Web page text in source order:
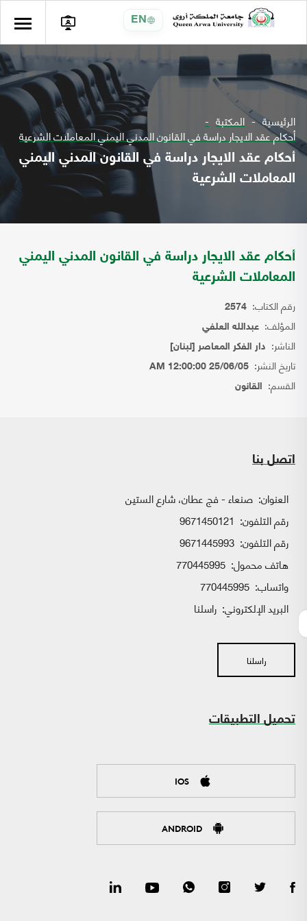
EN
الرئيسية المكتبة
أحكام عقد الايجار دراسة في القانون المدني اليمني المعاملات الشرعية
أحكام عقد الايجار دراسة في القانون المدني اليمني
المعاملات الشرعية
أحكام عقد الايجار دراسة في القانون المدني اليمني
المعاملات الشرعية
رقم الكتاب: 2574
المؤلف: عبدالله العلفي
الناشر: دار الفكر المعاصر [لبنان]
تاريخ النشر: 25/06/05 12:00:00 AM
القسم: القانون
اتصل بنا
العنوان: صنعاء - فج عطان، شارع الستين
رقم التلفون: 9671450121
رقم التلفون: 9671445993
هاتف محمول: 770445995
واتساب:
البريد الإلكتروني: راسلنا
راسلنا
تحميل التطبيقات
IOS
ANDROID